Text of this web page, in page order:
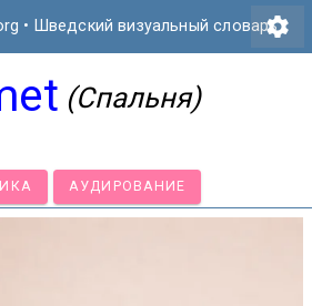
• Шведский визуальный словарьsettings
(Спальня)
АУДИРОВАНИЕ